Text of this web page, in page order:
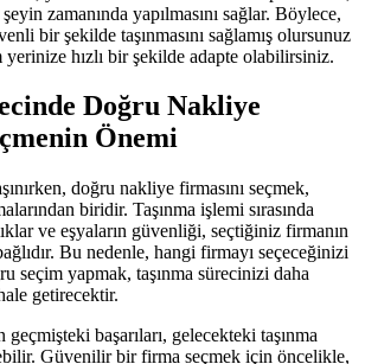
zamanında yapılmasını sağlar. Böylece,
bir şekilde taşınmasını sağlamış olursunuz
hızlı bir şekilde adapte olabilirsiniz.
Doğru Nakliye
Önemi
doğru nakliye firmasını seçmek,
biridir. Taşınma işlemi sırasında
ve eşyaların güvenliği, seçtiğiniz firmanın
Bu nedenle, hangi firmayı seçeceğinizi
seçim yapmak, taşınma sürecinizi daha
getirecektir.
başarıları, gelecekteki taşınma
Güvenilir bir firma seçmek için öncelikle,